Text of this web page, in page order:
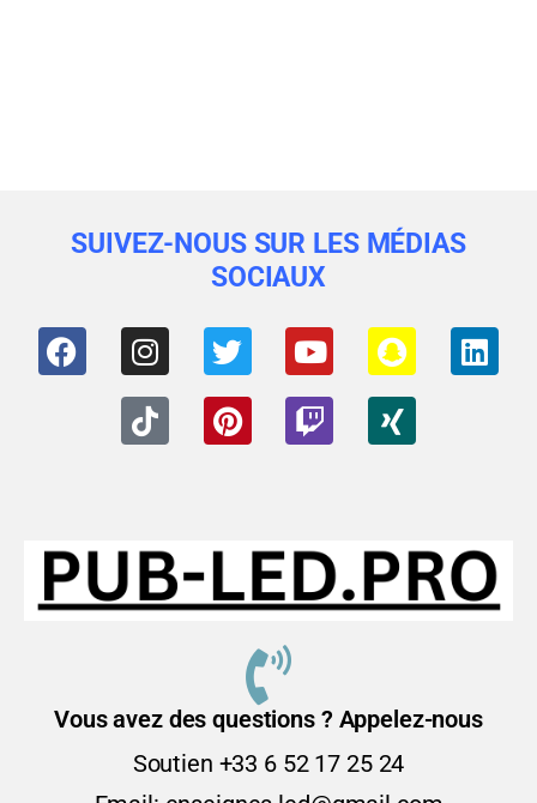
SUIVEZ-NOUS SUR LES MÉDIAS
SOCIAUX
Vous avez des questions ? Appelez-nous
Soutien +33 6 52 17 25 24